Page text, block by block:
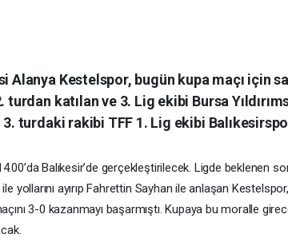
Alanya Kestelspor, bugün kupa maçı için
turdan katılan ve 3. Lig ekibi Bursa
turdaki rakibi TFF 1. Lig ekibi
Balıkesir’de gerçekleştirilecek. Ligde beklenen
yollarını ayırıp Fahrettin Sayhan ile anlaşan
3-0 kazanmayı başarmıştı. Kupaya bu moralle